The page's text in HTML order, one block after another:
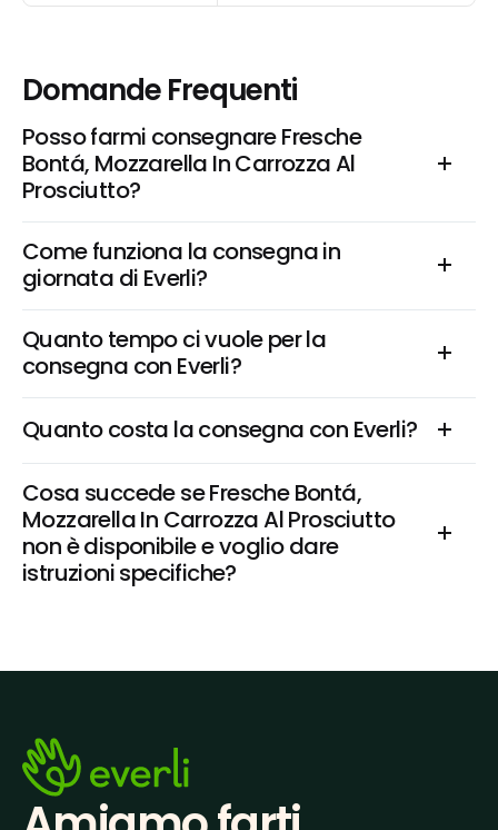
Domande Frequenti
Posso farmi consegnare Fresche
Bontá, Mozzarella In Carrozza Al
Prosciutto?
Come funziona la consegna in
giornata di Everli?
Quanto tempo ci vuole per la
consegna con Everli?
Quanto costa la consegna con Everli?
Cosa succede se Fresche Bontá,
Mozzarella In Carrozza Al Prosciutto
non è disponibile e voglio dare
istruzioni specifiche?